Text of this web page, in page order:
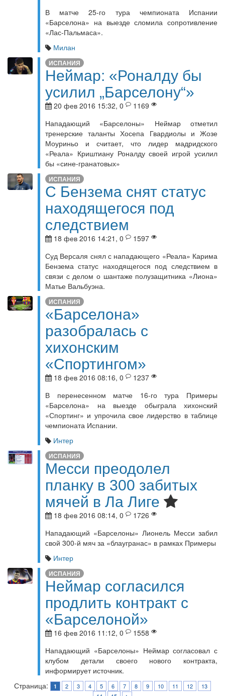
В матче 25-го тура чемпионата Испании
«Барселона» на выезде сломила сопротивление
«Лас-Пальмаса».
Милан
ИСПАНИЯ
Неймар: «Роналду бы
усилил „Барселону“»
20 фев 2016 15:32, 0
1169
Нападающий «Барселоны» Неймар отметил
тренерские таланты Хосепа Гвардиолы и Жозе
Моуриньо и считает, что лидер мадридского
«Реала» Криштиану Роналду своей игрой усилил
бы «сине-гранатовых»
ИСПАНИЯ
С Бензема снят статус
находящегося под
следствием
18 фев 2016 14:21, 0
1597
Суд Версаля снял с нападающего «Реала» Карима
Бензема статус находящегося под следствием в
связи с делом о шантаже полузащитника «Лиона»
Матье Вальбуэна.
ИСПАНИЯ
«Барселона»
разобралась с
хихонским
«Спортингом»
18 фев 2016 08:16, 0
1237
В перенесенном матче 16-го тура Примеры
«Барселона» на выезде обыграла хихонский
«Спортинг» и упрочила свое лидерство в таблице
чемпионата Испании.
Интер
ИСПАНИЯ
Месси преодолел
планку в 300 забитых
мячей в Ла Лиге
18 фев 2016 08:14, 0
1726
Нападающий «Барселоны» Лионель Месси забил
свой 300-й мяч за «блаугранас» в рамках Примеры
Интер
ИСПАНИЯ
Неймар согласился
продлить контракт с
«Барселоной»
16 фев 2016 11:12, 0
1558
Нападающий «Барселоны» Неймар согласовал с
клубом детали своего нового контракта,
информирует источник.
Страница:
1 2 3 4 5 6 7 8 9 10 11 12
13